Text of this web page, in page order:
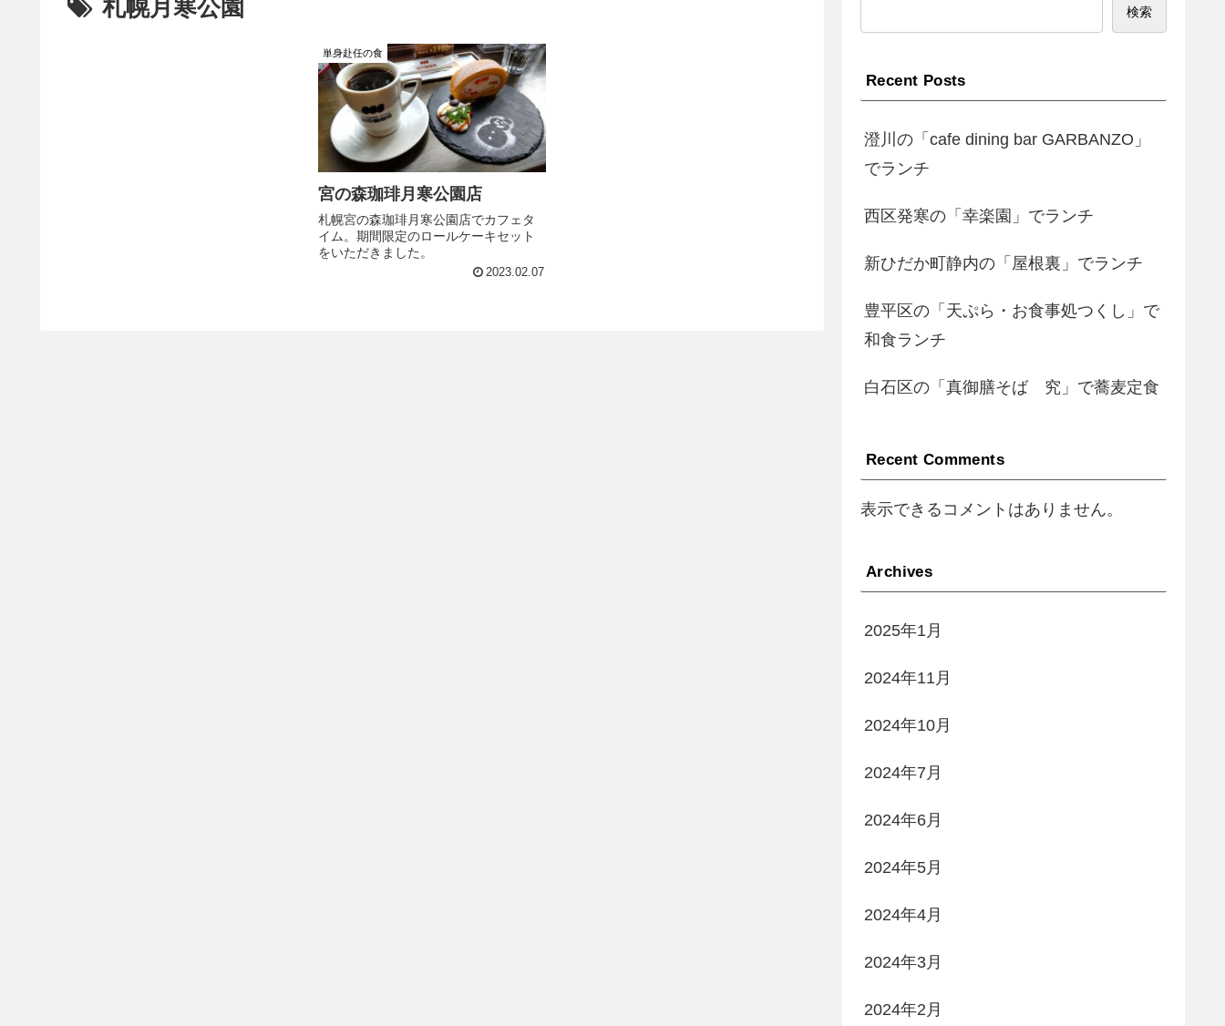
札幌月寒公園
単身赴任の食
宮の森珈琲月寒公園店
札幌宮の森珈琲月寒公園店でカフェタ
イム。期間限定のロールケーキセット
をいただきました。
2023.02.07
検索
Recent Posts
澄川の「cafe dining bar GARBANZO」
でランチ
西区発寒の「幸楽園」でランチ
新ひだか町静内の「屋根裏」でランチ
豊平区の「天ぷら・お食事処つくし」で
和食ランチ
白石区の「真御膳そば 究」で蕎麦定食
Recent Comments
表示できるコメントはありません。
Archives
2025年1月
2024年11月
2024年10月
2024年7月
2024年6月
2024年5月
2024年4月
2024年3月
2024年2月